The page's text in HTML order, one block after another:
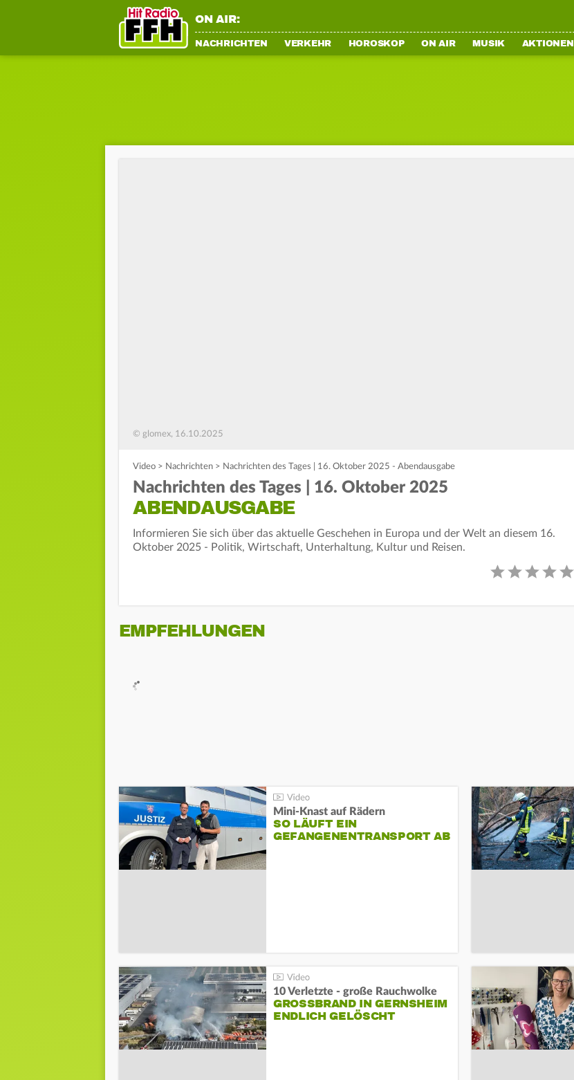
ON AIR:
NACHRICHTEN VERKEHR HOROSKOP ON AIR MUSIK AKTIONEN
© glomex, 16.10.2025
Video > Nachrichten > Nachrichten des Tages | 16. Oktober 2025 - Abendausgabe
Nachrichten des Tages | 16. Oktober 2025
ABENDAUSGABE
Informieren Sie sich über das aktuelle Geschehen in Europa und der Welt an diesem 16.
Oktober 2025 - Politik, Wirtschaft, Unterhaltung, Kultur und Reisen.
EMPFEHLUNGEN
Mini-Knast auf Rädern
SO LÄUFT EIN
GEFANGENENTRANSPORT AB
10 Verletzte - große Rauchwolke
GROSSBRAND IN GERNSHEIM E
NDLICH GELÖSCHT